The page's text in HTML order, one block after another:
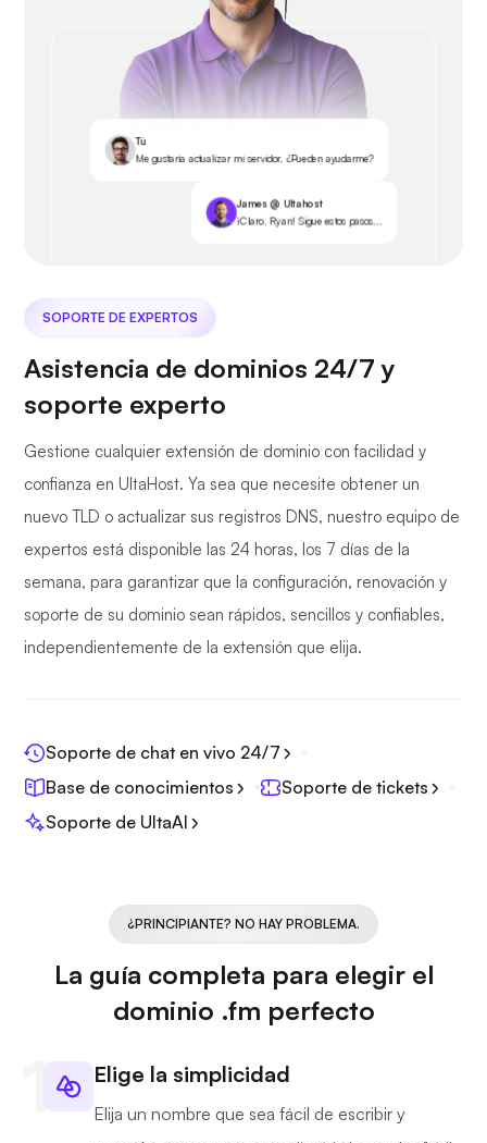
Tú
Me gustaría actualizar mi servidor. ¿Pueden ayudarme?
James @ Ultahost
¡Claro, Ryan! Sigue estos pasos...
SOPORTE DE EXPERTOS
Asistencia de dominios 24/7 y
soporte experto
Gestione cualquier extensión de dominio con facilidad y
confianza en UltaHost. Ya sea que necesite obtener un
nuevo TLD o actualizar sus registros DNS, nuestro equipo de
expertos está disponible las 24 horas, los 7 días de la
semana, para garantizar que la configuración, renovación y
soporte de su dominio sean rápidos, sencillos y confiables,
independientemente de la extensión que elija.
Soporte de chat en vivo 24/7
Base de conocimientos
Soporte de tickets
Soporte de UltaAI
¿PRINCIPIANTE? NO HAY PROBLEMA.
La guía completa para elegir el
dominio .fm perfecto
Elige la simplicidad
Elija un nombre que sea fácil de escribir y